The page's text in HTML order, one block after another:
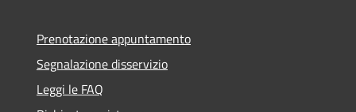
Prenotazione appuntamento
Segnalazione disservizio
Leggi le FAQ